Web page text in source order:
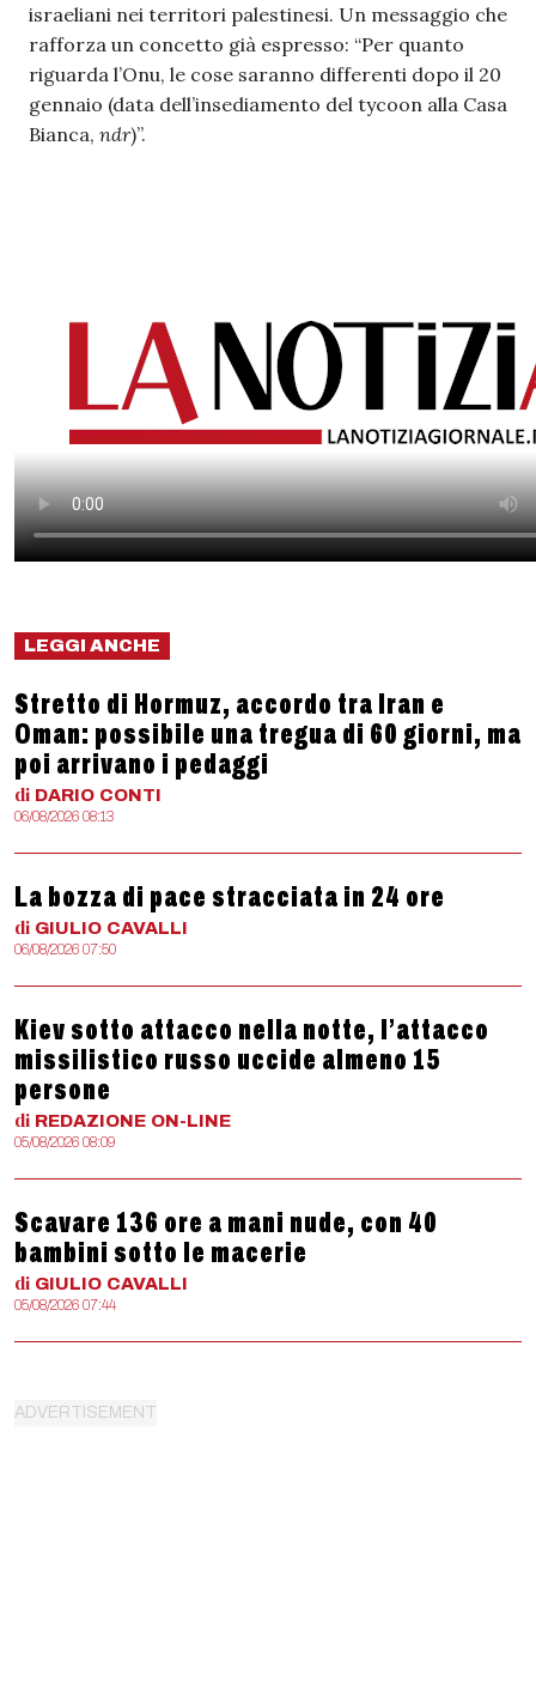
israeliani nei territori palestinesi. Un messaggio che
rafforza un concetto già espresso: “Per quanto
riguarda l’Onu, le cose saranno differenti dopo il 20
gennaio (data dell’insediamento del tycoon alla Casa
Bianca, ndr)”.
LEGGI ANCHE
Stretto di Hormuz, accordo tra Iran e
Oman: possibile una tregua di 60 giorni, ma
poi arrivano i pedaggi
di DARIO CONTI
06/08/2026 08:13
La bozza di pace stracciata in 24 ore
di GIULIO CAVALLI
06/08/2026 07:50
Kiev sotto attacco nella notte, l’attacco
missilistico russo uccide almeno 15
persone
di REDAZIONE ON-LINE
05/08/2026 08:09
Scavare 136 ore a mani nude, con 40
bambini sotto le macerie
di GIULIO CAVALLI
05/08/2026 07:44